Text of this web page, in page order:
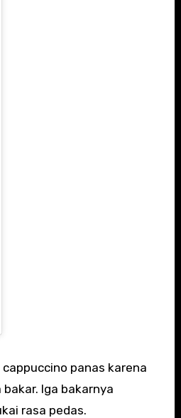
panas karena
Iga bakarnya
rasa pedas.